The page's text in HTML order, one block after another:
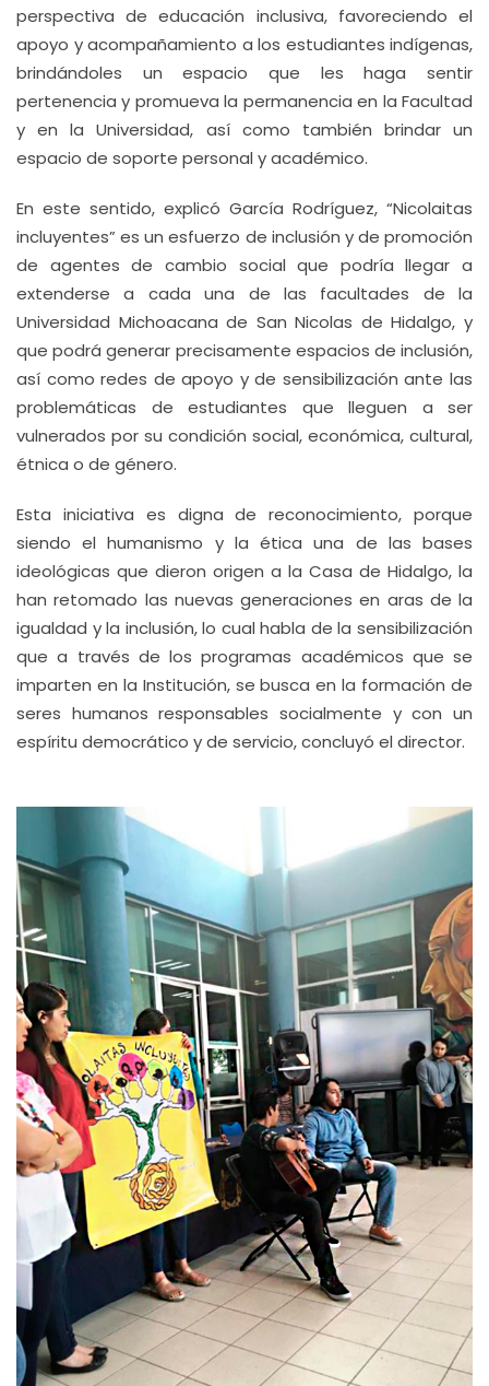
perspectiva de educación inclusiva, favoreciendo el
apoyo y acompañamiento a los estudiantes indígenas,
brindándoles un espacio que les haga sentir
pertenencia y promueva la permanencia en la Facultad
y en la Universidad, así como también brindar un
espacio de soporte personal y académico.
En este sentido, explicó García Rodríguez, “Nicolaitas
incluyentes” es un esfuerzo de inclusión y de promoción
de agentes de cambio social que podría llegar a
extenderse a cada una de las facultades de la
Universidad Michoacana de San Nicolas de Hidalgo, y
que podrá generar precisamente espacios de inclusión,
así como redes de apoyo y de sensibilización ante las
problemáticas de estudiantes que lleguen a ser
vulnerados por su condición social, económica, cultural,
étnica o de género.
Esta iniciativa es digna de reconocimiento, porque
siendo el humanismo y la ética una de las bases
ideológicas que dieron origen a la Casa de Hidalgo, la
han retomado las nuevas generaciones en aras de la
igualdad y la inclusión, lo cual habla de la sensibilización
que a través de los programas académicos que se
imparten en la Institución, se busca en la formación de
seres humanos responsables socialmente y con un
espíritu democrático y de servicio, concluyó el director.